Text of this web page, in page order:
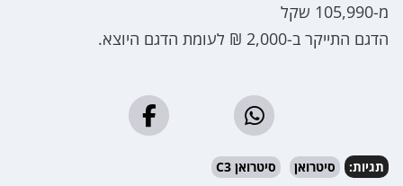
מ-105,990 שקל
הדגם התייקר ב-2,000 ₪ לעומת הדגם היוצא.
תגיות: סיטרואן סיטרואן C3